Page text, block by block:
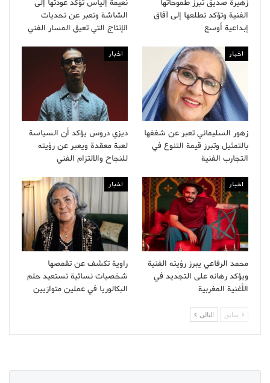
الفنية وتؤكد تطلعها إلى آفاق
إبداعية أوسع
الشاشة وتعبر عن تحديات
الإنتاج التي تعيق المسار الفني
اخبار
زهور السليماني تعبر عن شغفها
بالتمثيل وتبرز قيمة التنوع في
التجارب الفنية
اخبار
ديزي دروس يؤكد أن السياسة
لعبة معقدة ويعبر عن رؤيته
للنجاح والالتزام الفني
اخبار
محمد الرفاعي يبرز رؤيته الفنية
ويؤكد رهانه على التجديد في
الأغنية المغربية
اخبار
راوية تكشف عن تقمصها
شخصيات نسائية تستعيد حلم
البكالوريا في عملين متوازيين
سابق التالى